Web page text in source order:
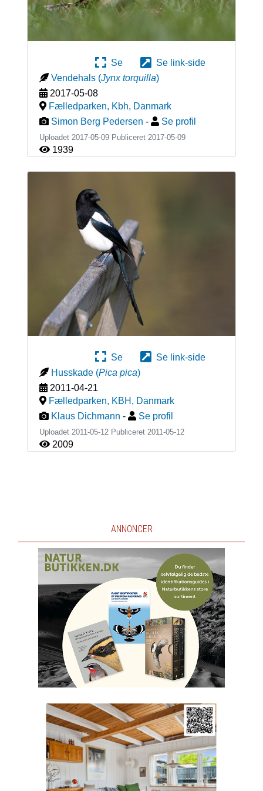
Se
Se link-side
Vendehals (Jynx torquilla)
2017-05-08
Fælledparken, Kbh, Danmark
Simon Berg Pedersen - Se profil
Uploadet 2017-05-09 Publiceret 2017-05-09
1939
Se
Se link-side
Husskade (Pica pica)
2011-04-21
Fælledparken, KBH , Danmark
Klaus Dichmann - Se profil
Uploadet 2011-05-12 Publiceret 2011-05-12
2009
ANNONCER